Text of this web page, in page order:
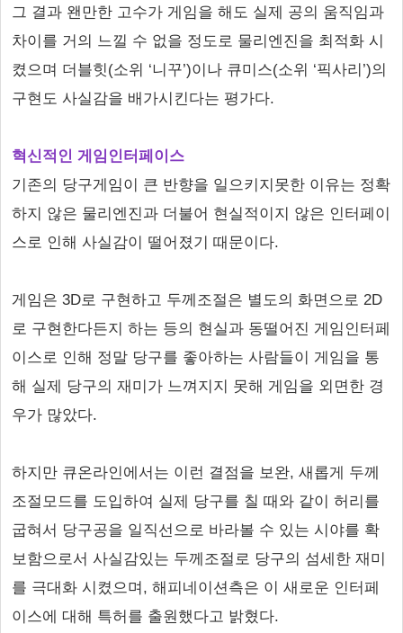
그 결과 왠만한 고수가 게임을 해도 실제 공의 움직임과
차이를 거의 느낄 수 없을 정도로 물리엔진을 최적화 시
켰으며 더블힛(소위 ‘니꾸’)이나 큐미스(소위 ‘픽사리’)의
구현도 사실감을 배가시킨다는 평가다.
혁신적인 게임인터페이스
기존의 당구게임이 큰 반향을 일으키지못한 이유는 정확
하지 않은 물리엔진과 더불어 현실적이지 않은 인터페이
스로 인해 사실감이 떨어졌기 때문이다.
게임은 3D로 구현하고 두께조절은 별도의 화면으로 2D
로 구현한다든지 하는 등의 현실과 동떨어진 게임인터페
이스로 인해 정말 당구를 좋아하는 사람들이 게임을 통
해 실제 당구의 재미가 느껴지지 못해 게임을 외면한 경
우가 많았다.
하지만 큐온라인에서는 이런 결점을 보완, 새롭게 두께
조절모드를 도입하여 실제 당구를 칠 때와 같이 허리를
굽혀서 당구공을 일직선으로 바라볼 수 있는 시야를 확
보함으로서 사실감있는 두께조절로 당구의 섬세한 재미
를 극대화 시켰으며, 해피네이션측은 이 새로운 인터페
이스에 대해 특허를 출원했다고 밝혔다.